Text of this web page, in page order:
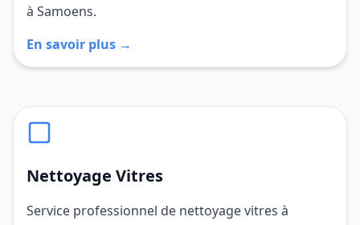
à Samoens.
En savoir plus →
Nettoyage Vitres
Service professionnel de nettoyage vitres à